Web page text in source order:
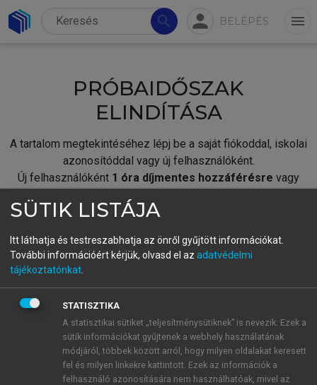
search person BELÉPÉS menu
PRÓBAIDŐSZAK
ELINDÍTÁSA
A tartalom megtekintéséhez lépj be a saját fiókoddal, iskolai
azonosítóddal vagy új felhasználóként.
Új felhasználóként 1 óra díjmentes hozzáférésre vagy
fiókoddal,vagy hozz létre új fiókot.
A regisztráció után apróbaidőszakautomatikusan
BELÉPÉS SAJÁT FIÓKKAL
ÚJ FIÓK LÉTREHOZÁSA
1 óra díjmentes hozzáférés
SÜTIK LISTÁJA
Itt láthatja és testreszabhatja az önről gyűjtött információkat.
További információért kérjük, olvasd el az adatvédelmi
tájékoztatónkat
STATISZTIKA
A statisztikai sütiket „teljesítménysütiknek” is nevezik. Ezek a
sütik információkat gyűjtenek a webhely használatának
módjáról, többek között arról, hogy milyen oldalakat keresett
fel és milyen linkekre kattintott. Ezek az információk a
felhasználó azonosítására nem használhatóak, mivel az